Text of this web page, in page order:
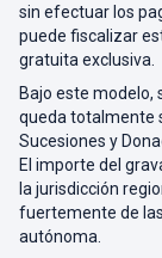
sin efectuar los
puede fiscalizar
gratuita exclusiva.
Bajo este
queda totalmente
Sucesiones y
El importe del
la jurisdicción
fuertemente de
autónoma.